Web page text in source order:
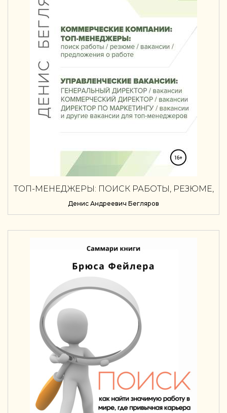
ТОП-МЕНЕДЖЕРЫ: ПОИСК РАБОТЫ, РЕЗЮМЕ,
УПРАВЛЕНЧЕСКИЕ ВАКАНСИИ:
ГЕНЕРАЛЬНЫЙ ДИРЕКТОР, КОММЕРЧЕСКИЙ
Денис Андреевич Бегляров